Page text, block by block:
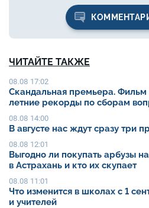
ЧИТАЙТЕ ТАКЖЕ
08.08 17:02
Скандальная премьера.
летние рекорды по сборам
08.08 14:00
В августе нас ждут сразу три
08.08 12:01
Выгодно ли покупать арбузы
в Астрахань и кто их скупает
08.08 11:01
Что изменится в школах с 1
и учителей